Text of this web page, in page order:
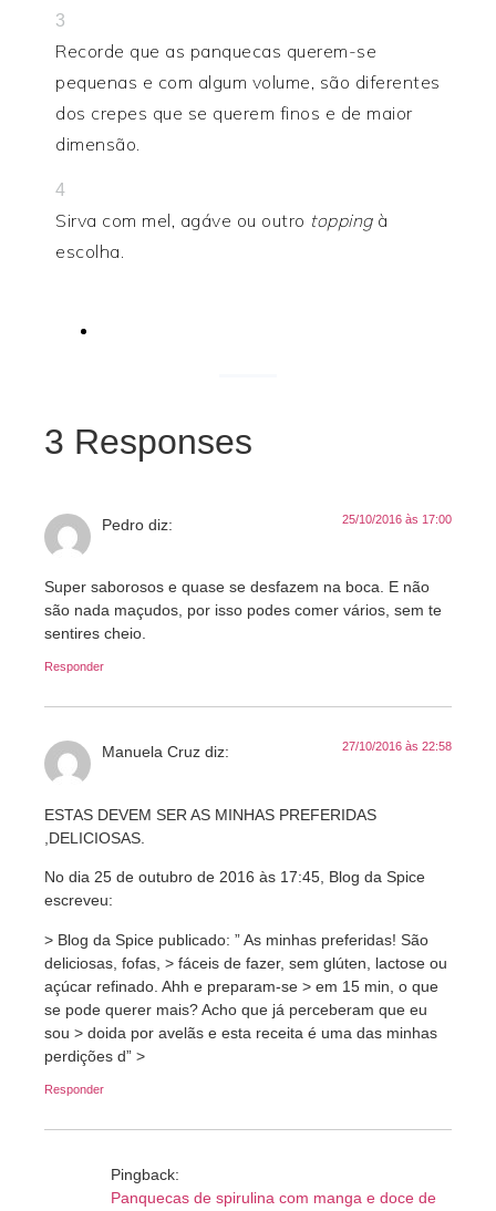
3
Recorde que as panquecas querem-se
pequenas e com algum volume, são diferentes
dos crepes que se querem finos e de maior
dimensão.
4
Sirva com mel, agáve ou outro toppingà
escolha.
3 Responses
Pedro diz: 25/10/2016 às 17:00
Super saborosos e quase se desfazem na boca. E não
são nada maçudos, por isso podes comer vários, sem te
sentires cheio.
Responder
Manuela Cruz diz: 27/10/2016 às 22:58
ESTAS DEVEM SER AS MINHAS PREFERIDAS
,DELICIOSAS.
No dia 25 de outubro de 2016 às 17:45, Blog da Spice
escreveu:
> Blog da Spice publicado: ” As minhas preferidas! São
deliciosas, fofas, > fáceis de fazer, sem glúten, lactose ou
açúcar refinado. Ahh e preparam-se > em 15 min, o que
se pode querer mais? Acho que já perceberam que eu
sou > doida por avelãs e esta receita é uma das minhas
perdições d” >
Responder
Pingback:
Panquecas de spirulina com manga e doce de